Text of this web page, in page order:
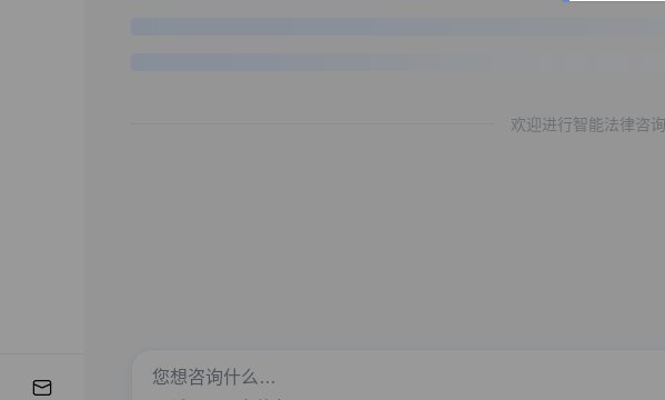
欢迎进行智能法律咨询